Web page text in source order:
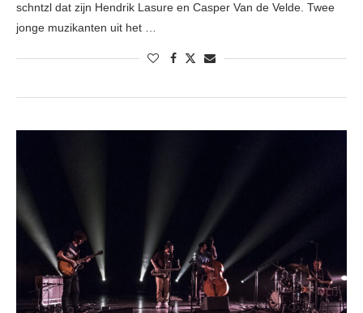
schntzl dat zijn Hendrik Lasure en Casper Van de Velde. Twee
jonge muzikanten uit het …